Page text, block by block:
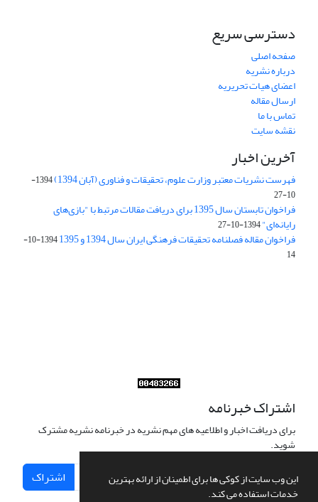
این وب سایت از کوکی ها برای اطمینان از ارائه بهترین
خدمات استفاده می کند.
دسترسی سریع
صفحه اصلی
درباره نشریه
اعضای هیات تحریریه
ارسال مقاله
تماس با ما
نقشه سایت
آخرین اخبار
فهرست نشریات معتبر وزارت علوم، تحقیقات و فناوری (آبان 1394)
1394-
10-27
فراخوان تابستان سال 1395 برای دریافت مقالات مرتبط با "بازی‌های
رایانه‌ای"1394-10-27
فراخوان مقاله فصلنامه تحقیقات فرهنگی ایران سال 1394 و 1395
1394-10-
14
اشتراک خبرنامه
برای دریافت اخبار و اطلاعیه های مهم نشریه در خبرنامه نشریه مشترک
شوید.
اشتراک